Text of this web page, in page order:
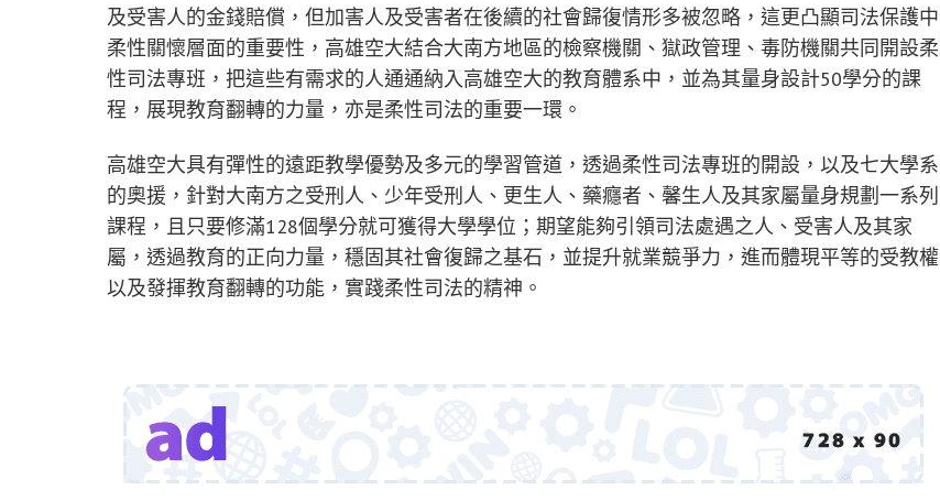
及受害人的金錢賠償，但加害人及受害者在後續的社會歸復情形多被忽略，這更凸顯司法保護中
柔性關懷層面的重要性，高雄空大結合大南方地區的檢察機關、獄政管理、毒防機關共同開設柔
性司法專班，把這些有需求的人通通納入高雄空大的教育體系中，並為其量身設計50學分的課
程，展現教育翻轉的力量，亦是柔性司法的重要一環。
高雄空大具有彈性的遠距教學優勢及多元的學習管道，透過柔性司法專班的開設，以及七大學系
的奧援，針對大南方之受刑人、少年受刑人、更生人、藥癮者、馨生人及其家屬量身規劃一系列
課程，且只要修滿128個學分就可獲得大學學位；期望能夠引領司法處遇之人、受害人及其家
屬，透過教育的正向力量，穩固其社會復歸之基石，並提升就業競爭力，進而體現平等的受教權
以及發揮教育翻轉的功能，實踐柔性司法的精神。